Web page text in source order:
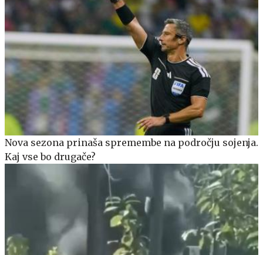
Nova sezona prinaša spremembe na področju sojenja.
Kaj vse bo drugače?